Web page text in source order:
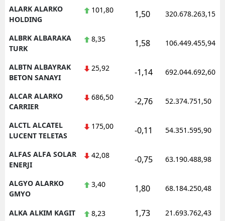
ALARK ALARKO
HOLDING
101,80 1,50 320.678.263,15
ALBRK ALBARAKA
TURK
8,35 1,58 106.449.455,94
ALBTN ALBAYRAK
BETON SANAYI
25,92 -1,14 692.044.692,60
ALCAR ALARKO
CARRIER
686,50 -2,76 52.374.751,50
ALCTL ALCATEL
LUCENT TELETAS
175,00 -0,11 54.351.595,90
ALFAS ALFA SOLAR
ENERJI
42,08 -0,75 63.190.488,98
ALGYO ALARKO
GMYO
3,40 1,80 68.184.250,48
ALKA ALKIM KAGIT 8,23 1,73 21.693.762,43